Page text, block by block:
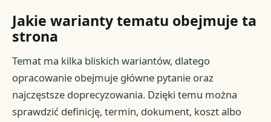
Jakie warianty tematu obejmuje ta
strona
Temat ma kilka bliskich wariantów, dlatego
opracowanie obejmuje główne pytanie oraz
najczęstsze doprecyzowania. Dzięki temu można
sprawdzić definicję, termin, dokument, koszt albo